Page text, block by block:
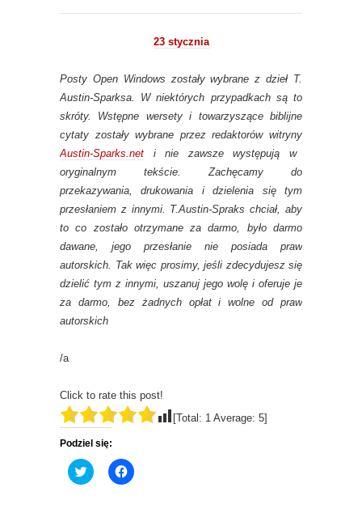
23 stycznia
Posty Open Windows zostały wybrane z dzieł T.
Austin-Sparksa. W niektórych przypadkach są to
skróty. Wstępne wersety i towarzyszące biblijne
cytaty zostały wybrane przez redaktorów witryny
Austin-Sparks.net i nie zawsze występują w
oryginalnym tekście. Zachęcamy do
przekazywania, drukowania i dzielenia się tym
przesłaniem z innymi. T.Austin-Spraks chciał, aby
to co zostało otrzymane za darmo, było darmo
dawane, jego przesłanie nie posiada praw
autorskich. Tak więc prosimy, jeśli zdecydujesz się
dzielić tym z innymi, uszanuj jego wolę i oferuje je
za darmo, bez żadnych opłat i wolne od praw
autorskich
/a
Click to rate this post!
[Total: 1 Average: 5]
Podziel się:
C
l
C
l